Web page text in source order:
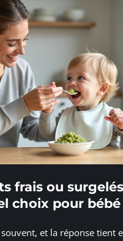
frais ou
choix pour bébé
et la réponse tient